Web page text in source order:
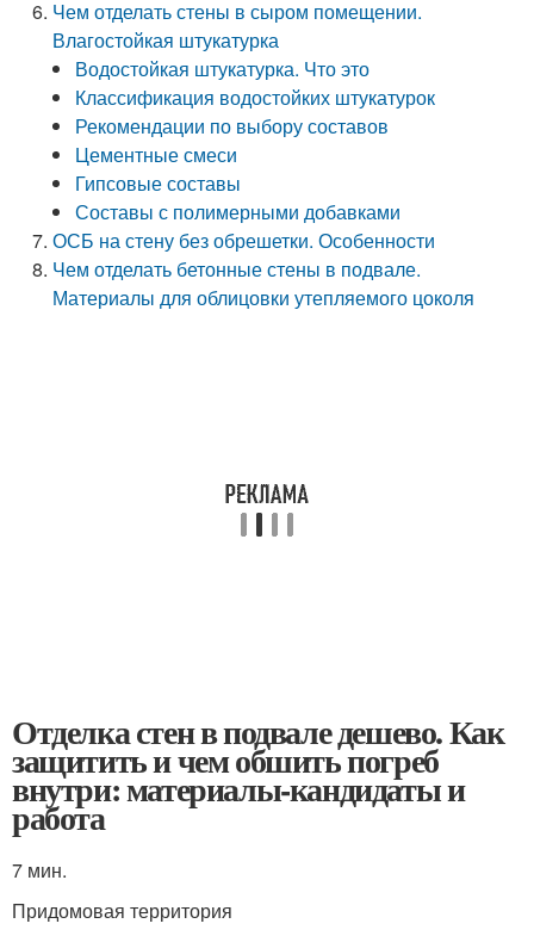
Чем отделать стены в сыром помещении.
Влагостойкая штукатурка
Водостойкая штукатурка. Что это
Классификация водостойких штукатурок
Рекомендации по выбору составов
Цементные смеси
Гипсовые составы
Составы с полимерными добавками
ОСБ на стену без обрешетки. Особенности
Чем отделать бетонные стены в подвале.
Материалы для облицовки утепляемого цоколя
Отделка стен в подвале дешево. Как
защитить и чем обшить погреб
внутри: материалы-кандидаты и
работа
7 мин.
Придомовая территория